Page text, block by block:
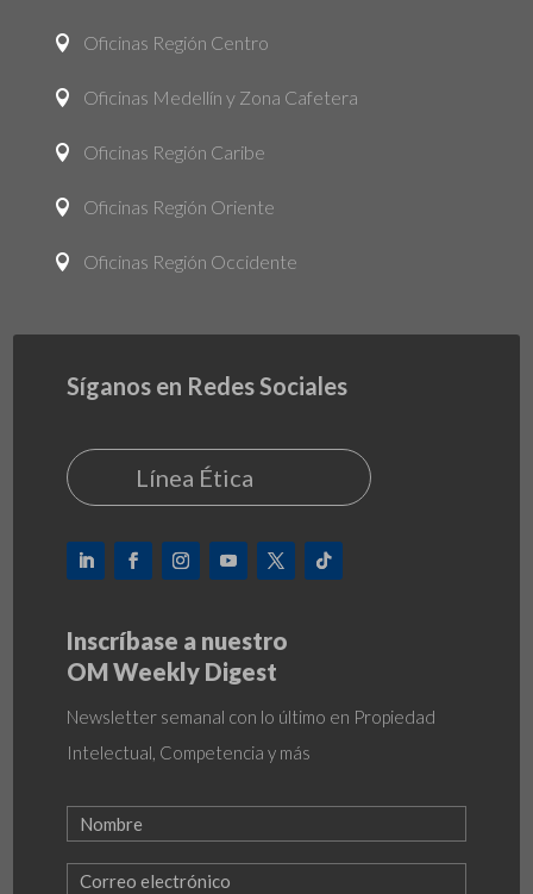
 Oficinas Región Centro
 Oficinas Medellín y Zona Cafetera
 Oficinas Región Caribe
 Oficinas Región Oriente
 Oficinas Región Occidente
Síganos en Redes Sociales
Línea Ética
Inscríbase a nuestro
OM Weekly Digest
Newsletter semanal con lo último en Propiedad
Intelectual, Competencia y más